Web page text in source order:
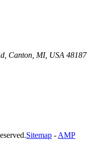
Canton, MI, USA 48187
Sitemap - AMP